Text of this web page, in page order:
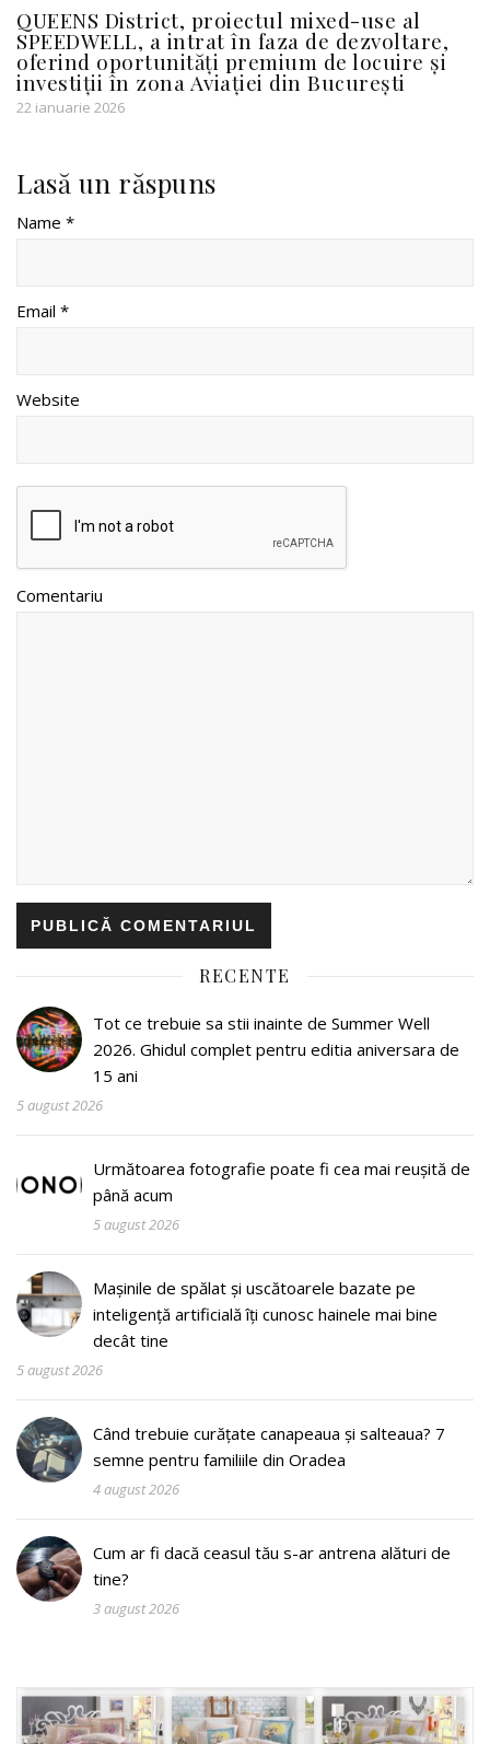
QUEENS District, proiectul mixed-use al
SPEEDWELL, a intrat în faza de dezvoltare,
oferind oportunități premium de locuire și
investiții în zona Aviației din București
22 ianuarie 2026
Lasă un răspuns
Name *
Email *
Website
Comentariu
RECENTE
Tot ce trebuie sa stii inainte de Summer Well
2026. Ghidul complet pentru editia aniversara de
15 ani
5 august 2026
Următoarea fotografie poate fi cea mai reușită de
până acum
5 august 2026
Mașinile de spălat și uscătoarele bazate pe
inteligență artificială îți cunosc hainele mai bine
decât tine
5 august 2026
Când trebuie curățate canapeaua și salteaua? 7
semne pentru familiile din Oradea
4 august 2026
Cum ar fi dacă ceasul tău s-ar antrena alături de
tine?
3 august 2026